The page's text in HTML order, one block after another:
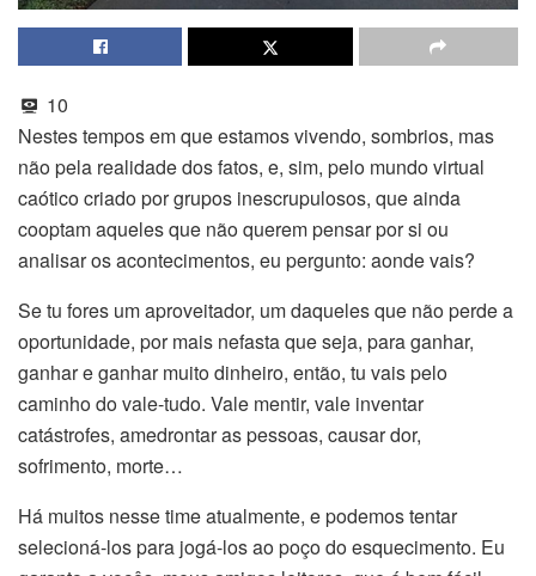
10
Nestes tempos em que estamos vivendo, sombrios, mas
não pela realidade dos fatos, e, sim, pelo mundo virtual
caótico criado por grupos inescrupulosos, que ainda
cooptam aqueles que não querem pensar por si ou
analisar os acontecimentos, eu pergunto: aonde vais?
Se tu fores um aproveitador, um daqueles que não perde a
oportunidade, por mais nefasta que seja, para ganhar,
ganhar e ganhar muito dinheiro, então, tu vais pelo
caminho do vale-tudo. Vale mentir, vale inventar
catástrofes, amedrontar as pessoas, causar dor,
sofrimento, morte…
Há muitos nesse time atualmente, e podemos tentar
selecioná-los para jogá-los ao poço do esquecimento. Eu